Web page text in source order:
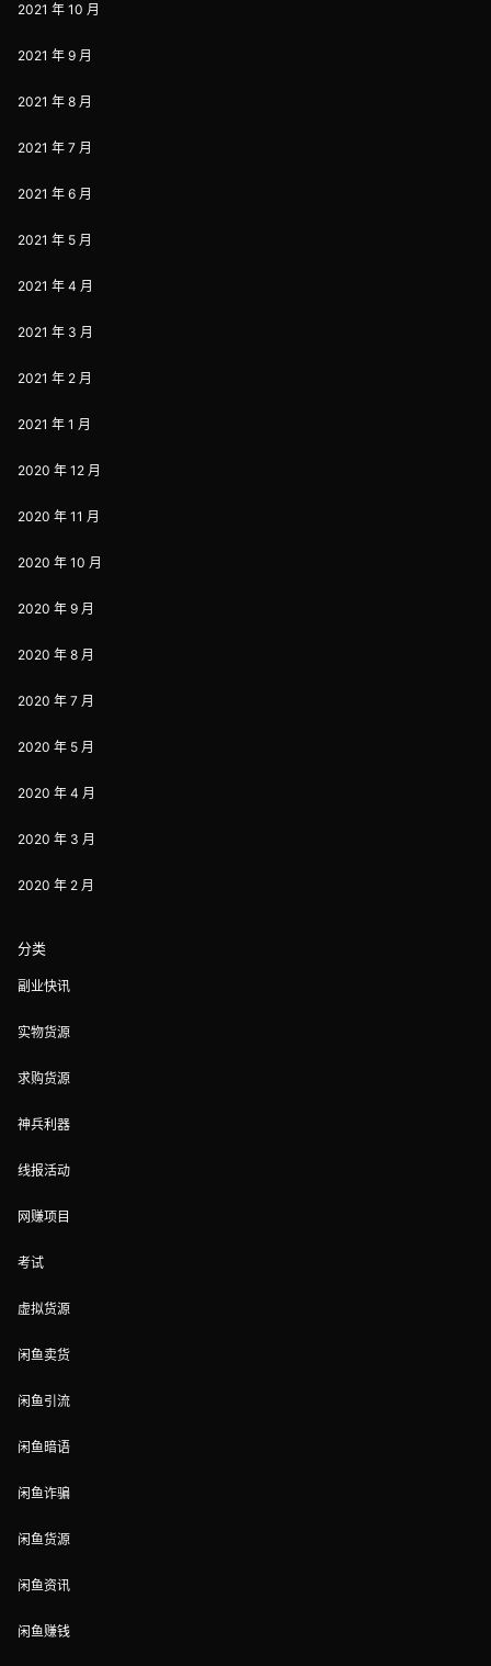
2021 年 10 月
2021 年 9 月
2021 年 8 月
2021 年 7 月
2021 年 6 月
2021 年 5 月
2021 年 4 月
2021 年 3 月
2021 年 2 月
2021 年 1 月
2020 年 12 月
2020 年 11 月
2020 年 10 月
2020 年 9 月
2020 年 8 月
2020 年 7 月
2020 年 5 月
2020 年 4 月
2020 年 3 月
2020 年 2 月
分类
副业快讯
实物货源
求购货源
神兵利器
线报活动
网赚项目
考试
虚拟货源
闲鱼卖货
闲鱼引流
闲鱼暗语
闲鱼诈骗
闲鱼货源
闲鱼资讯
闲鱼赚钱